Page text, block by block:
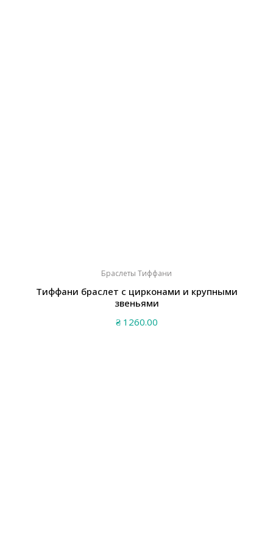
Браслеты Тиффани
Тиффани браслет с цирконами и крупными
звеньями
₴1260.00